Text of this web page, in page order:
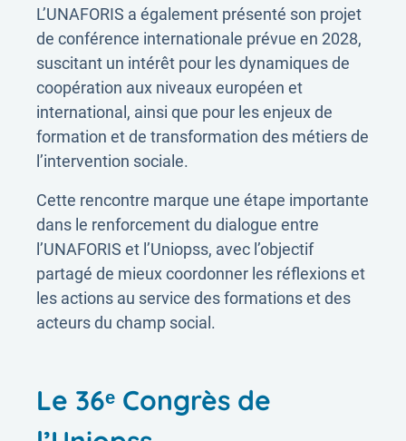
L’UNAFORIS a également présenté son projet
de conférence internationale prévue en 2028,
suscitant un intérêt pour les dynamiques de
coopération aux niveaux européen et
international, ainsi que pour les enjeux de
formation et de transformation des métiers de
l’intervention sociale.
Cette rencontre marque une étape importante
dans le renforcement du dialogue entre
l’UNAFORIS et l’Uniopss, avec l’objectif
partagé de mieux coordonner les réflexions et
les actions au service des formations et des
acteurs du champ social.
Le 36ᵉ Congrès de